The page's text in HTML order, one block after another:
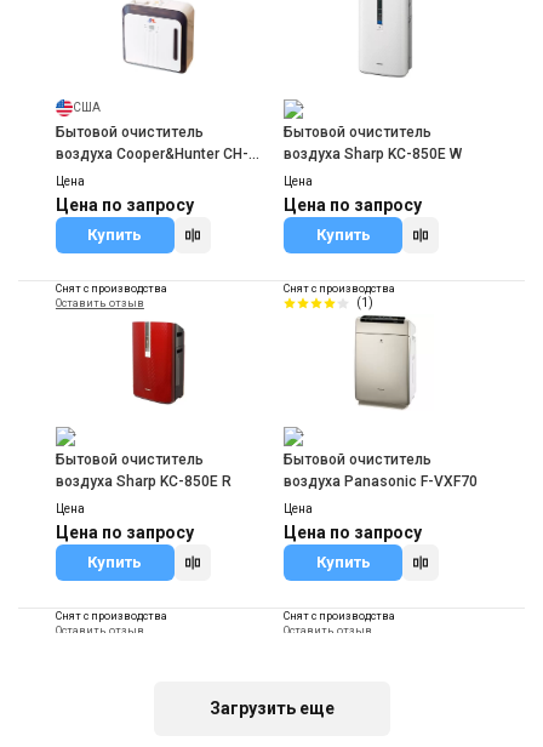
США
Бытовой очиститель
воздуха Cooper&Hunter CH-
8350D
Цена
Цена по запросу
Купить
-
Бытовой очиститель
воздуха Sharp KC-850E W
Цена
Цена по запросу
Купить
Снят с производства
Оставить отзыв
-
Бытовой очиститель
воздуха Sharp KC-850E R
Цена
Цена по запросу
Купить
Снят с производства
(1)
-
Бытовой очиститель
воздуха Panasonic F-VXF70
Цена
Цена по запросу
Купить
Снят с производства
Оставить отзыв
Снят с производства
Оставить отзыв
Загрузить еще